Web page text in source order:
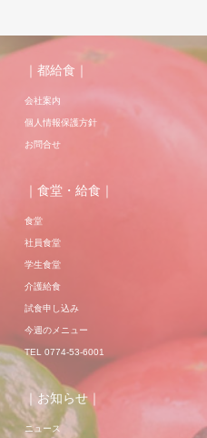
｜都給食｜
会社案内
個人情報保護方針
お問合せ
｜食堂・給食｜
食堂
社員食堂
学生食堂
介護給食
試食申し込み
今週のメニュー
TEL 0774-53-6001
｜お知らせ｜
ニュース